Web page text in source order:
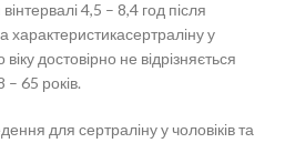
4,5 – 8,4 год після
у
віку достовірно не відрізняється
– 65 років.
для сертраліну у чоловіків та